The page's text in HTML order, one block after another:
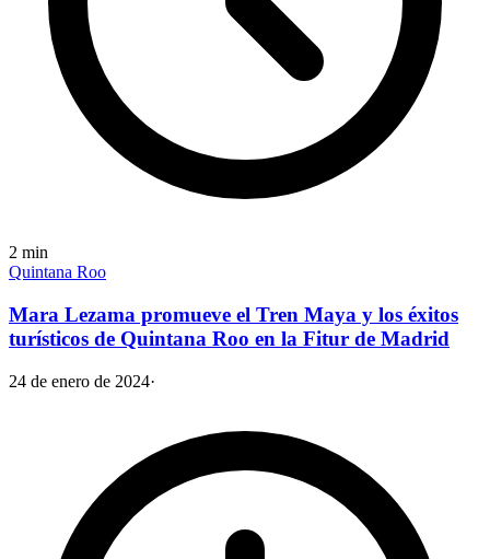
2 min
Quintana Roo
Mara Lezama promueve el Tren Maya y los éxitos
turísticos de Quintana Roo en la Fitur de Madrid
24 de enero de 2024·